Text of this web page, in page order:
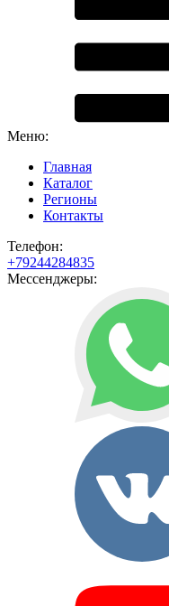
Меню:
Главная
Каталог
Регионы
Контакты
Телефон:
+79244284835
Мессенджеры: